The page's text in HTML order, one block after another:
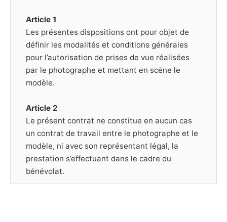
Article 1
Les présentes dispositions ont pour objet de
définir les modalités et conditions générales
pour l’autorisation de prises de vue réalisées
par le photographe et mettant en scène le
modèle.
Article 2
Le présent contrat ne constitue en aucun cas
un contrat de travail entre le photographe et le
modèle, ni avec son représentant légal, la
prestation s’effectuant dans le cadre du
bénévolat.